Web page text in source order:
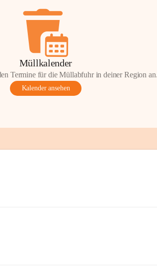
Müllkalender
Termine für die Müllabfuhr in deiner Region
Kalender ansehen